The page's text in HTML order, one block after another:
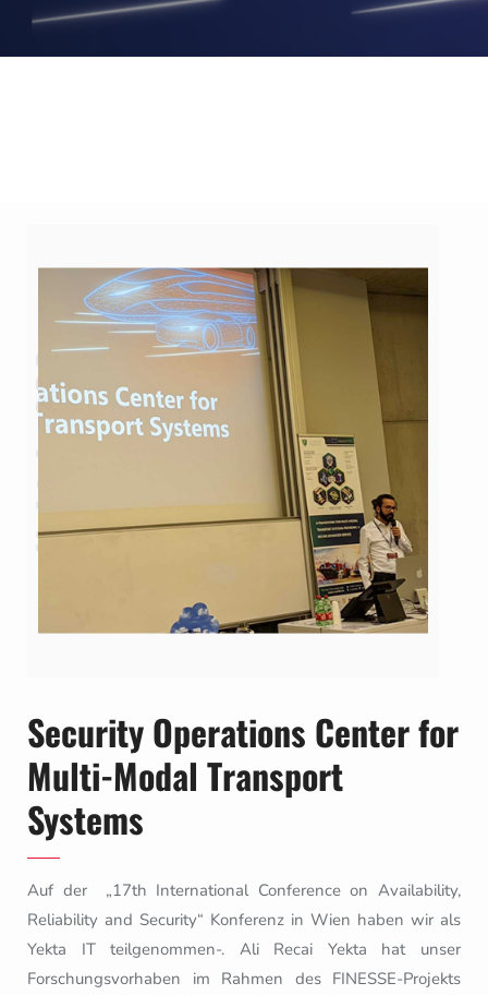
Vehicle SOC
Security Operations Center for
Multi-Modal Transport
Systems
Auf der „17th International Conference on Availability,
Reliability and Security“ Konferenz in Wien haben wir als
Yekta IT teilgenommen-. Ali Recai Yekta hat unser
Forschungsvorhaben im Rahmen des FINESSE-Projekts